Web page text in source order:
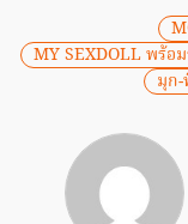
MY SEXDOLL พร้อ
มุก-